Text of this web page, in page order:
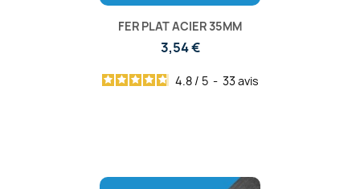
FER PLAT ACIER 35MM
3,54 €
4.8 / 5 - 33avis